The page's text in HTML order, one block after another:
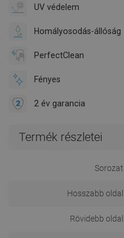
UV védelem
Homályosodás-állóság
PerfectClean
Fényes
2 év garancia
Termék részletei
Sorozat
Hosszabb oldal
Rövidebb oldal